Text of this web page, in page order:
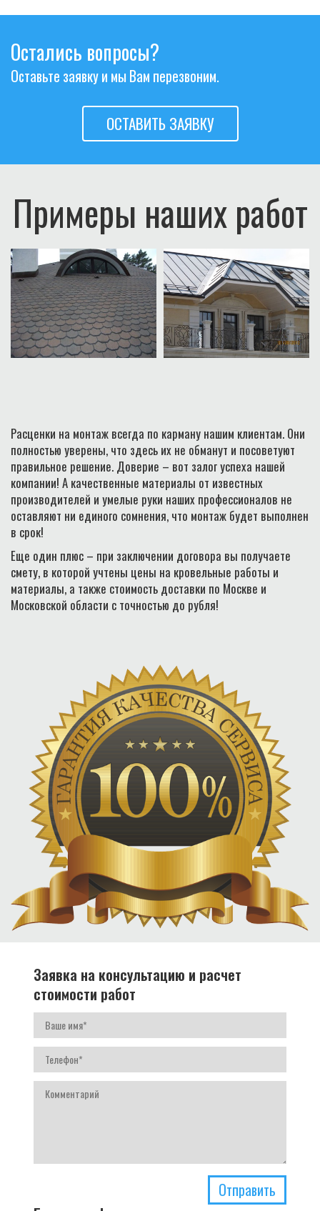
Остались вопросы?
Оставьте заявку и мы Вам перезвоним.
ОСТАВИТЬ ЗАЯВКУ
Примеры наших работ
Расценки на монтаж всегда по карману нашим клиентам. Они
полностью уверены, что здесь их не обманут и посоветуют
правильное решение. Доверие – вот залог успеха нашей
компании! А качественные материалы от известных
производителей и умелые руки наших профессионалов не
оставляют ни единого сомнения, что монтаж будет выполнен
в срок!
Еще один плюс – при заключении договора вы получаете
смету, в которой учтены цены на кровельные работы и
материалы, а также стоимость доставки по Москве и
Московской области с точностью до рубля!
Заявка на консультацию и расчет
стоимости работ
Отправить